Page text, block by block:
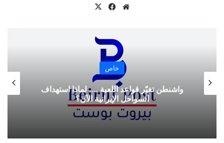
موقع
فيسبوك
خاص
واشنطن تغيّر قواعد اللعبة …. لماذا استهداف
السواحل الإيرانية الآن؟